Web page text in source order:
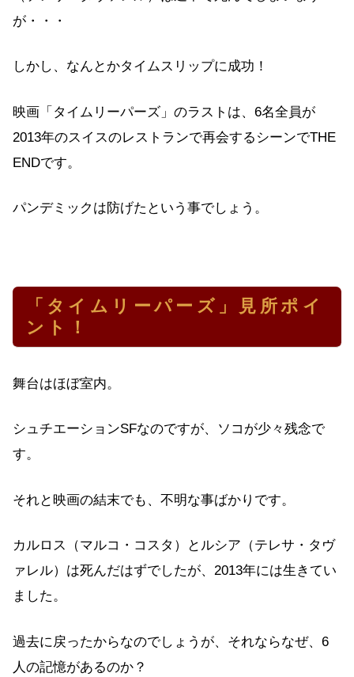
が・・・
しかし、なんとかタイムスリップに成功！
映画「タイムリーパーズ」のラストは、6名全員が
2013年のスイスのレストランで再会するシーンでTHE
ENDです。
パンデミックは防げたという事でしょう。
「タイムリーパーズ」見所ポイ
ント！
舞台はほぼ室内。
シュチエーションSFなのですが、ソコが少々残念で
す。
それと映画の結末でも、不明な事ばかりです。
カルロス（マルコ・コスタ）とルシア（テレサ・タヴ
ァレル）は死んだはずでしたが、2013年には生きてい
ました。
過去に戻ったからなのでしょうが、それならなぜ、6
人の記憶があるのか？